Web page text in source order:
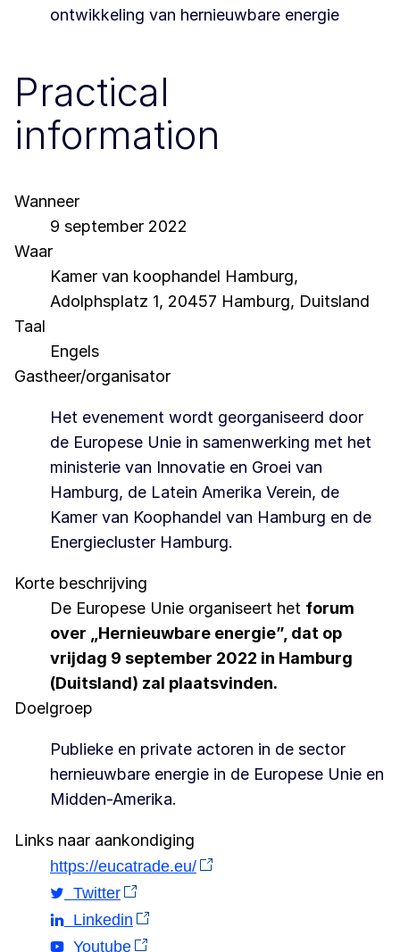
ontwikkeling van hernieuwbare energie
Practical
information
Wanneer
9 september 2022
Waar
Kamer van koophandel Hamburg,
Adolphsplatz 1, 20457 Hamburg, Duitsland
Taal
Engels
Gastheer/organisator
Het evenement wordt georganiseerd door
de Europese Unie in samenwerking met het
ministerie van Innovatie en Groei van
Hamburg, de Latein Amerika Verein, de
Kamer van Koophandel van Hamburg en de
Energiecluster Hamburg.
Korte beschrijving
De Europese Unie organiseert het forum
over „Hernieuwbare energie”, dat op
vrijdag 9 september 2022 in Hamburg
(Duitsland) zal plaatsvinden.
Doelgroep
Publieke en private actoren in de sector
hernieuwbare energie in de Europese Unie en
Midden-Amerika.
Links naar aankondiging
https://eucatrade.eu/
Twitter
Linkedin
Youtube